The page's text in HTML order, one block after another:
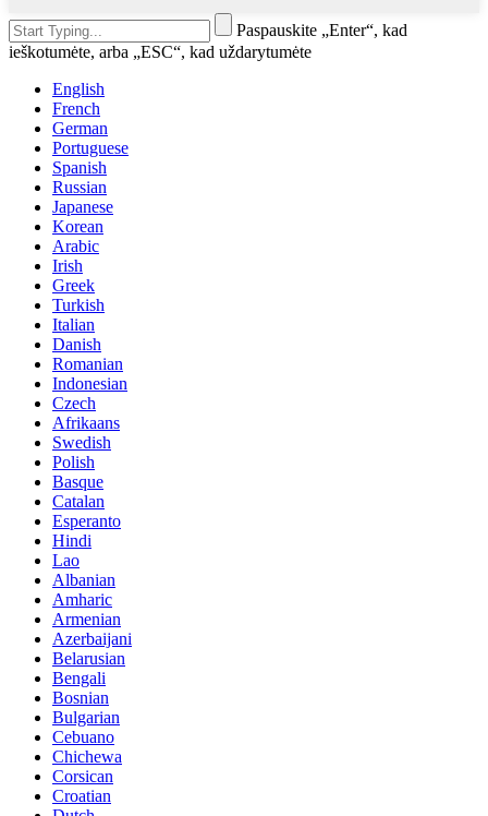
Paspauskite „Enter“, kad
ieškotumėte, arba „ESC“, kad uždarytumėte
English
French
German
Portuguese
Spanish
Russian
Japanese
Korean
Arabic
Irish
Greek
Turkish
Italian
Danish
Romanian
Indonesian
Czech
Afrikaans
Swedish
Polish
Basque
Catalan
Esperanto
Hindi
Lao
Albanian
Amharic
Armenian
Azerbaijani
Belarusian
Bengali
Bosnian
Bulgarian
Cebuano
Chichewa
Corsican
Croatian